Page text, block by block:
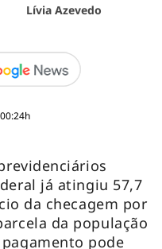
Lívia Azevedo
já atingiu 57,7
da checagem por
da população
pode